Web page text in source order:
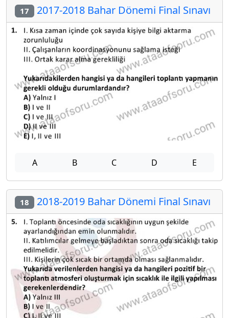
17 2017-2018 Bahar Dönemi Final Sınavı
A B C D E
18 2018-2019 Bahar Dönemi Final Sınavı